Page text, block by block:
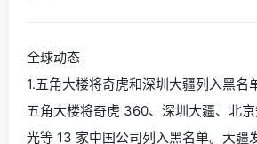
全球动态
1.五角大楼将奇虎和深圳大疆列入黑名
五角大楼将奇虎 360、深圳大疆、北
光等 13 家中国公司列入黑名单。大疆